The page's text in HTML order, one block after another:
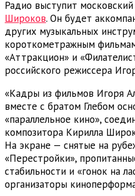
Радио выступит
Широков. Он будет
других музыкальных
короткометражным
«Аттракцион» и
российского режиссера
«Кадры из фильмов Игоря
вместе с братом Глебом
«параллельное кино»,
композитора Кирилла
На экране — снятые на
«Перестройки»,
стабильности и «гонок на
организаторы